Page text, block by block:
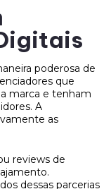
poderosa de
que
marca e tenham
A
as
reviews de
dessas parcerias